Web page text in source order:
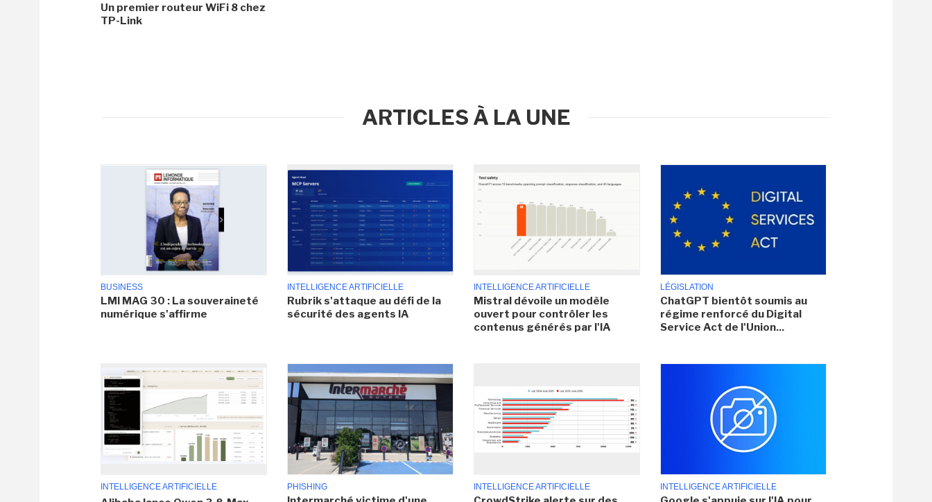
Un premier routeur WiFi 8 chez
TP-Link
ARTICLES À LA UNE
BUSINESS
LMI MAG 30 : La souveraineté
numérique s'affirme
INTELLIGENCE ARTIFICIELLE
Rubrik s'attaque au défi de la
sécurité des agents IA
INTELLIGENCE ARTIFICIELLE
Mistral dévoile un modèle
ouvert pour contrôler les
contenus générés par l'IA
LÉGISLATION
ChatGPT bientôt soumis au
régime renforcé du Digital
Service Act de l'Union...
INTELLIGENCE ARTIFICIELLE PHISHING INTELLIGENCE ARTIFICIELLE INTELLIGENCE ARTIFICIELLE